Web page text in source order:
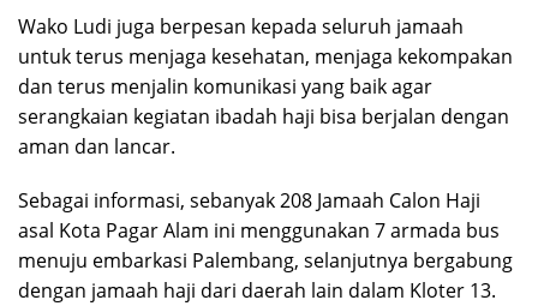
Wako Ludi juga berpesan kepada seluruh jamaah
untuk terus menjaga kesehatan, menjaga kekompakan
dan terus menjalin komunikasi yang baik agar
serangkaian kegiatan ibadah haji bisa berjalan dengan
aman dan lancar.
Sebagai informasi, sebanyak 208 Jamaah Calon Haji
asal Kota Pagar Alam ini menggunakan 7 armada bus
menuju embarkasi Palembang, selanjutnya bergabung
dengan jamaah haji dari daerah lain dalam Kloter 13.